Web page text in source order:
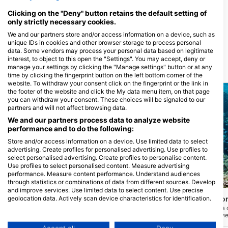
АУСТРАЛИЈА
OCEANSENSE FREEDIVING AIRLIE BEACH, OCEANSENSE FREEDIVING North Queensland
5 COMMERCE CLOSE,
4802 AIRLIE BEACH, QLD -
АУСТРАЛИЈА
4870 Brinsmead,
АУСТРАЛИЈА
535 Captain Cook
4677 Town of
АУСТРАЛИЈА
Ронилачка Локација
REEF ENCOUNTER, 4870 CAIRNS
Fingers, Norman Reef(★4.5)
чега је добро заштићена од
REEF ENCOUNTER, 4870 CAIRNS
Turtle Bommie,
Велика Боми
прекрасним тврдим и
и широким спектром
Clicking on the "Deny" button retains the default setting of
only strictly necessary cookies.
We and our partners store and/or access information on a device, such as
unique IDs in cookies and other browser storage to process personal
data. Some vendors may process your personal data based on legitimate
interest, to object to this open the "Settings". You may accept, deny or
manage your settings by clicking the "Manage settings" button or at any
time by clicking the fingerprint button on the left bottom corner of the
website. To withdraw your consent click on the fingerprint or the link in
the footer of the website and click the My data menu item, on that page
you can withdraw your consent. These choices will be signaled to our
partners and will not affect browsing data.
We and our partners process data to analyze website
performance and to do the following:
Store and/or access information on a device. Use limited data to select
advertising. Create profiles for personalised advertising. Use profiles to
select personalised advertising. Create profiles to personalise content.
Use profiles to select personalised content. Measure advertising
performance. Measure content performance. Understand audiences
through statistics or combinations of data from different sources. Develop
and improve services. Use limited data to select content. Use precise
geolocation data. Actively scan device characteristics for identification.
Data may be shared outside of the European Union and send to the USA.